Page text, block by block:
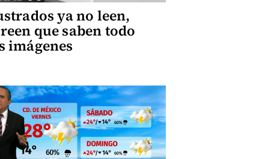
ya no leen,
que saben todo
imágenes